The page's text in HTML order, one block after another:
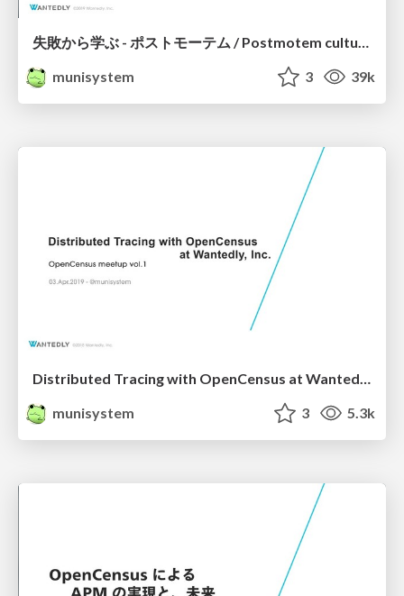
失敗から学ぶ - ポストモーテム / Postmotem culture at Wantedly
munisystem
3 39k
munisystem
3 5.3k